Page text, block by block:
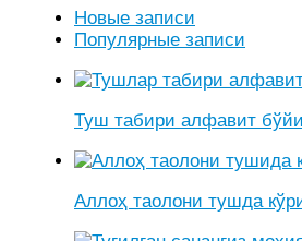
Новые записи
Популярные записи
Туш табири алфавит
Аллоҳ таолони тушда